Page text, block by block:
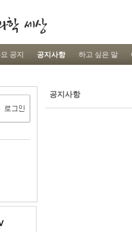
공지 공지사항 하고 싶은 말
공지사항